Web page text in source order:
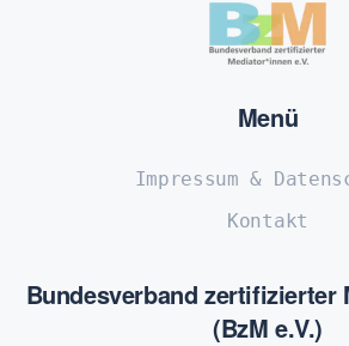
Menü
Impressum &
Kontakt
Bundesverband zertifizierter
(BzM e.V.)